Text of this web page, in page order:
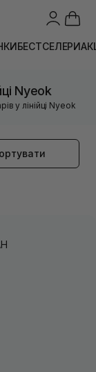
БЕСТСЕЛЕРИ
Nyeok
у лінійці Nyeok